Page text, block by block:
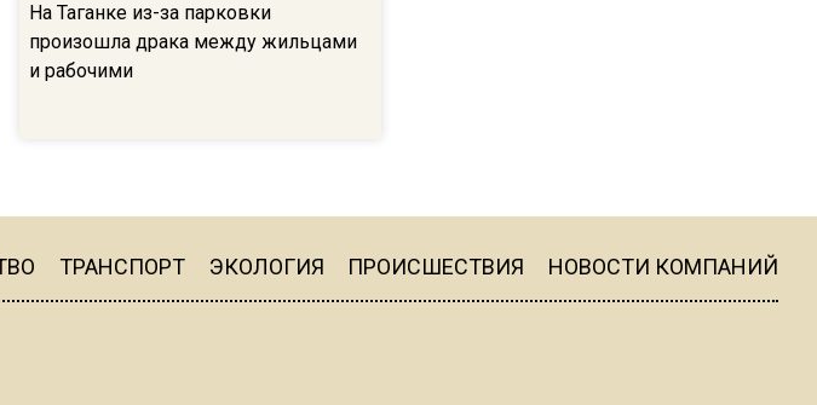
На Таганке из-за парковки
произошла драка между жильцами
и рабочими
Коломенского хлебозавода:
пиццы валяются на полу
ТРАНСПОРТ ЭКОЛОГИЯ ПРОИСШЕСТВИЯ НОВОСТИ КОМПАНИЙ